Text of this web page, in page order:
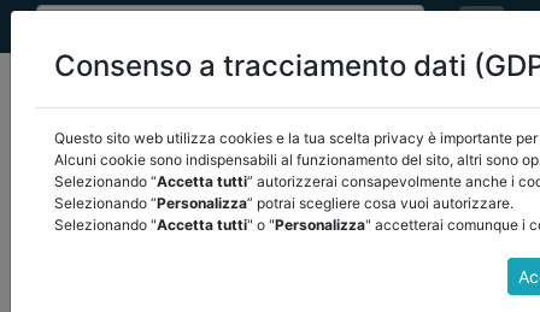
Seleziona una categoria: ARTICOLI ANCREL
Consenso a tracciamento dati
Questo sito web utilizza cookies e la tua scelta privacy è importante per
Alcuni cookie sono indispensabili al funzionamento del sito, altri sono
Selezionando “Accetta tutti” autorizzerai consapevolmente anche i
Selezionando “Personalizza” potrai scegliere cosa vuoi autorizzare.
Selezionando "Accetta tutti" o "Personalizza" accetterai comunque i